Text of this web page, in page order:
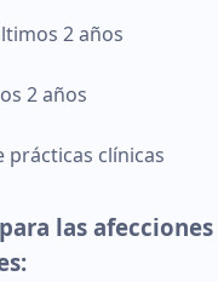
2 años
2 años
prácticas clínicas
las afecciones